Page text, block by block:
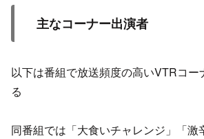
主なコーナー出演者
以下は番組で放送頻度の高いVTRコー
る
同番組では「大食いチャレンジ」「激